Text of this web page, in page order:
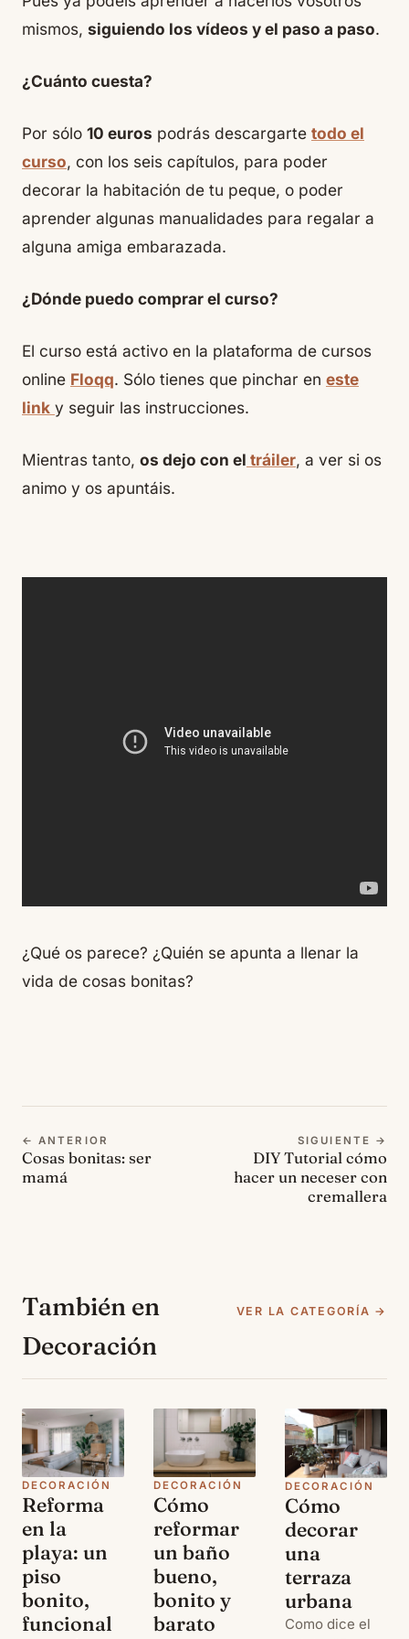
mismos, siguiendo los vídeos y el paso a paso.
¿Cuánto cuesta?
Por sólo 10 euros podrás descargarte todo el
curso, con los seis capítulos, para poder
decorar la habitación de tu peque, o poder
aprender algunas manualidades para regalar a
alguna amiga embarazada.
¿Dónde puedo comprar el curso?
El curso está activo en la plataforma de cursos
online Floqq. Sólo tienes que pinchar en este
link y seguir las instrucciones.
Mientras tanto, os dejo con el tráiler, a ver si os
animo y os apuntáis.
¿Qué os parece? ¿Quién se apunta a llenar la
vida de cosas bonitas?
← ANTERIOR
Cosas bonitas: ser
mamá
SIGUIENTE →
DIY Tutorial cómo
hacer un neceser con
cremallera
También en
Decoración
VER LA CATEGORÍA →
DECORACIÓN
Reforma
en la
playa: un
piso
bonito,
funcional
DECORACIÓN
Cómo
reformar
un baño
bueno,
bonito y
barato
DECORACIÓN
Cómo
decorar
una
terraza
urbana
Como dice el